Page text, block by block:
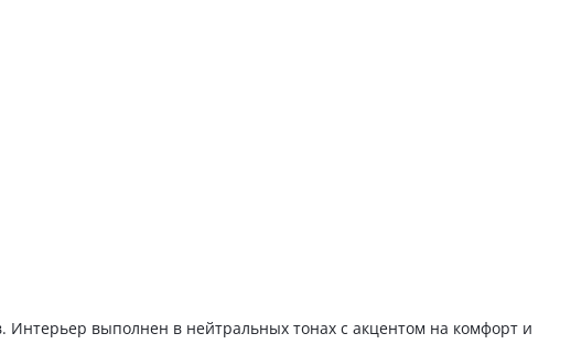
выполнен в нейтральных тонах с акцентом на комфорт и